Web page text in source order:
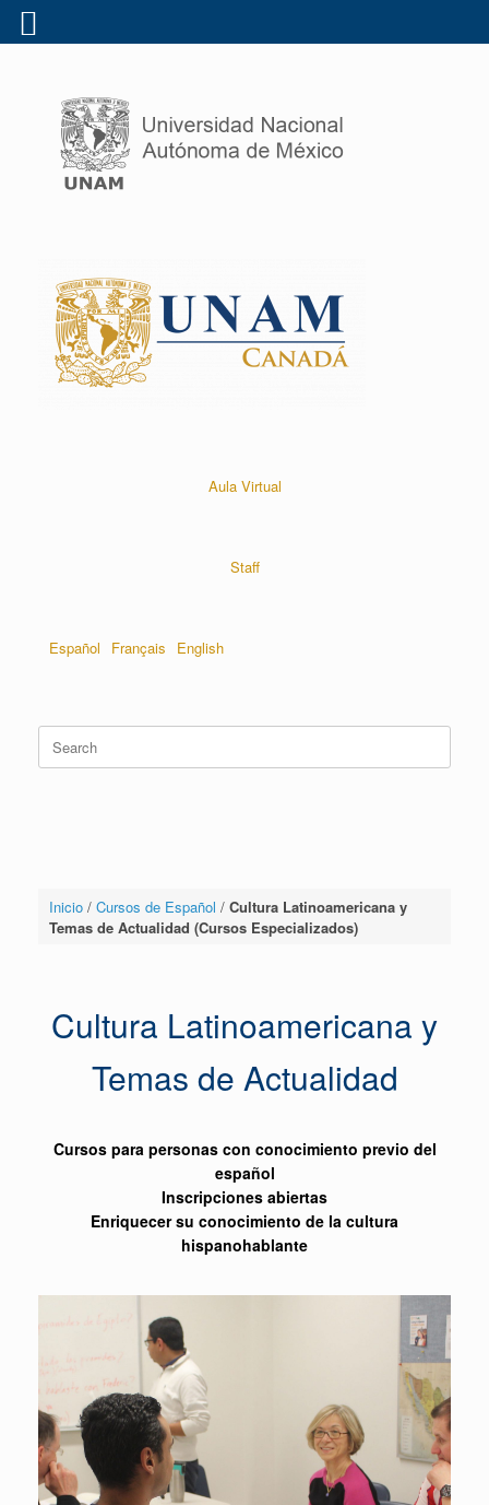
Aula Virtual
Staff
Español Français English
Inicio/ Cursos de Español / Cultura Latinoamericana y
Temas de Actualidad (Cursos Especializados)
Cultura Latinoamericana y
Temas de Actualidad
Cursos para personas con conocimiento previo del
español
Inscripciones abiertas
Enriquecer su conocimiento de la cultura
hispanohablante